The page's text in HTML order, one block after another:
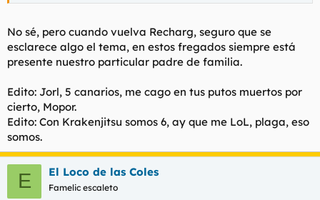
No sé, pero cuando vuelva Recharg, seguro que se
esclarece algo el tema, en estos fregados siempre está
presente nuestro particular padre de familia.
Edito: Jorl, 5 canarios, me cago en tus putos muertos por
cierto, Mopor.
Edito: Con Krakenjitsu somos 6, ay que me LoL, plaga, eso
somos.
E El Loco de las Coles
Famelic escaleto